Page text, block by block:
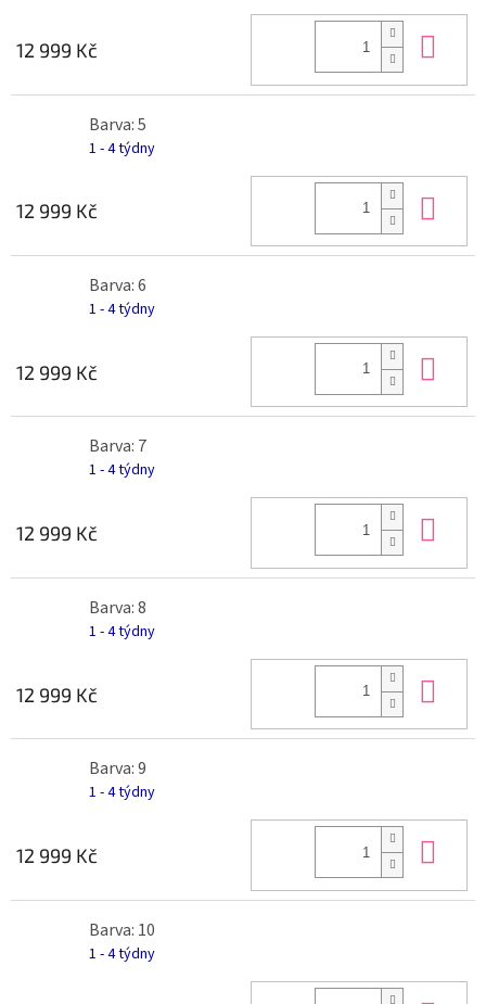
12 999 Kč
Barva: 5
1 - 4 týdny
12 999 Kč
Barva: 6
1 - 4 týdny
12 999 Kč
Barva: 7
1 - 4 týdny
12 999 Kč
Barva: 8
1 - 4 týdny
12 999 Kč
Barva: 9
1 - 4 týdny
12 999 Kč
Barva: 10
1 - 4 týdny